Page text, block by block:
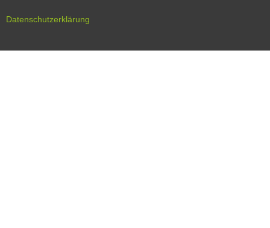
Datenschutzerklärung